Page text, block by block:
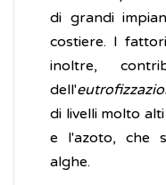
di grandi
costiere. I
inoltre,
dell'
di livelli molto
e l'azoto, che
alghe.